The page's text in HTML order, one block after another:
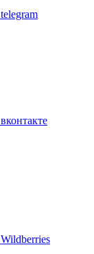
telegram
вконтакте
Wildberries